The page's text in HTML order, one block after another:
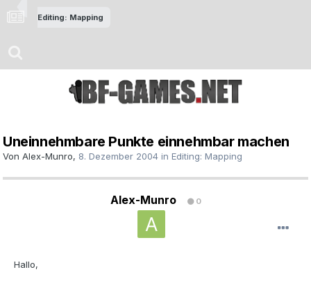
Editing: Mapping
Uneinnehmbare Punkte einnehmbar machen
Von Alex-Munro, 8. Dezember 2004 in Editing: Mapping
Alex-Munro 0
Hallo,